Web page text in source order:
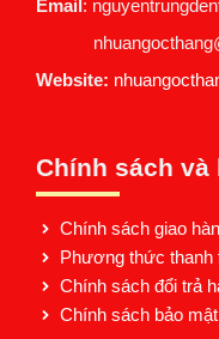
Email:
Website:
Chính sách và
Chính sách giao
Phương thức thanh
Chính sách đổi trả
Chính sách bảo mật